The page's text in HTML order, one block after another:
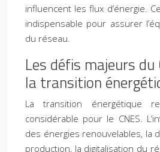
influencent les flux d’énergie.
indispensable pour assurer
du réseau.
Les défis majeurs du
la transition
La transition énergétique
considérable pour le CNES.
des énergies renouvelables, la
production, la digitalisation du